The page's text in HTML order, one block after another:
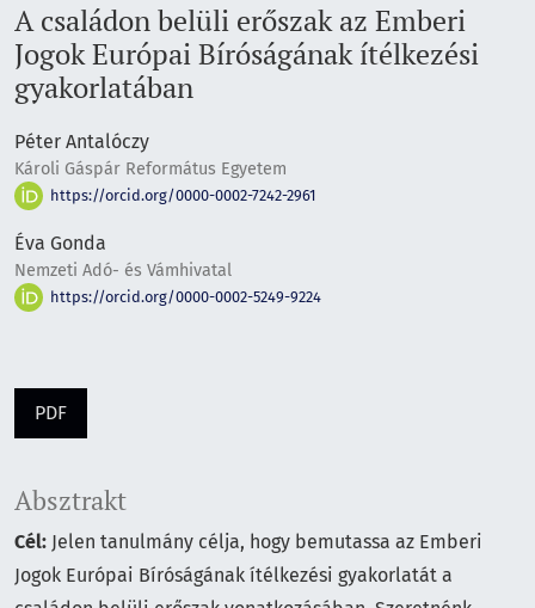
A családon belüli erőszak az Emberi
Jogok Európai Bíróságának ítélkezési
gyakorlatában
Péter Antalóczy
Károli Gáspár Református Egyetem
https://orcid.org/0000-0002-7242-2961
Éva Gonda
Nemzeti Adó- és Vámhivatal
https://orcid.org/0000-0002-5249-9224
PDF
Absztrakt
Cél: Jelen tanulmány célja, hogy bemutassa az Emberi
Jogok Európai Bíróságának ítélkezési gyakorlatát a